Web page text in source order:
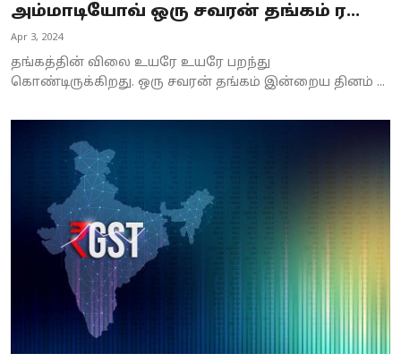
அம்மாடியோவ் ஒரு சவரன் தங்கம் ர...
Apr 3, 2024
தங்கத்தின் விலை உயரே உயரே பறந்து
கொண்டிருக்கிறது. ஒரு சவரன் தங்கம் இன்றைய தினம் ...